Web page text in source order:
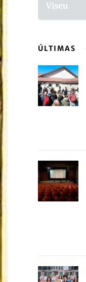
Viseu
ÚLTIMAS